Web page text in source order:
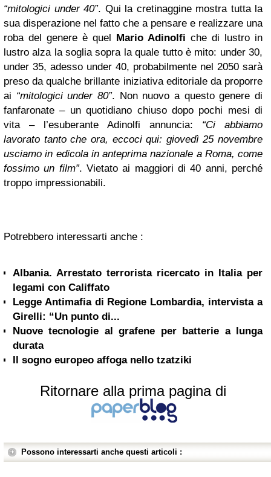
“mitologici under 40”. Qui la cretinaggine mostra tutta la
sua disperazione nel fatto che a pensare e realizzare una
roba del genere è quel Mario Adinolfi che di lustro in
lustro alza la soglia sopra la quale tutto è mito: under 30,
under 35, adesso under 40, probabilmente nel 2050 sarà
preso da qualche brillante iniziativa editoriale da proporre
ai “mitologici under 80”. Non nuovo a questo genere di
fanfaronate – un quotidiano chiuso dopo pochi mesi di
vita – l’esuberante Adinolfi annuncia: “Ci abbiamo
lavorato tanto che ora, eccoci qui: giovedì 25 novembre
usciamo in edicola in anteprima nazionale a Roma, come
fossimo un film”. Vietato ai maggiori di 40 anni, perché
troppo impressionabili.
Potrebbero interessarti anche :
Albania. Arrestato terrorista ricercato in Italia per
legami con Califfato
Legge Antimafia di Regione Lombardia, intervista a
Girelli: “Un punto di...
Nuove tecnologie al grafene per batterie a lunga
durata
Il sogno europeo affoga nello tzatziki
Ritornare alla prima pagina di
Possono interessarti anche questi articoli :